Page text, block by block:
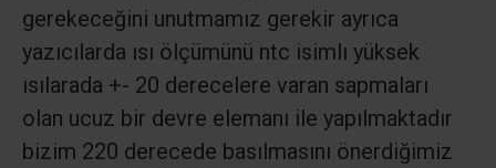
gerekeceğini unutmamız gerekir ayrıca
yazıcılarda ısı ölçümünü ntc isimlı yüksek
ısılarada +- 20 derecelere varan sapmaları
olan ucuz bir devre elemanı ile yapılmaktadır
bizim 220 derecede basılmasını önerdiğimiz